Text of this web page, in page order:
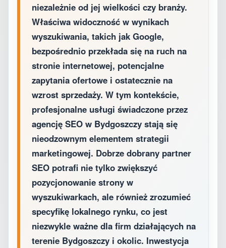
niezależnie od jej wielkości czy branży.
Właściwa widoczność w wynikach
wyszukiwania, takich jak Google,
bezpośrednio przekłada się na ruch na
stronie internetowej, potencjalne
zapytania ofertowe i ostatecznie na
wzrost sprzedaży. W tym kontekście,
profesjonalne usługi świadczone przez
agencję SEO w Bydgoszczy stają się
nieodzownym elementem strategii
marketingowej. Dobrze dobrany partner
SEO potrafi nie tylko zwiększyć
pozycjonowanie strony w
wyszukiwarkach, ale również zrozumieć
specyfikę lokalnego rynku, co jest
niezwykle ważne dla firm działających na
terenie Bydgoszczy i okolic. Inwestycja